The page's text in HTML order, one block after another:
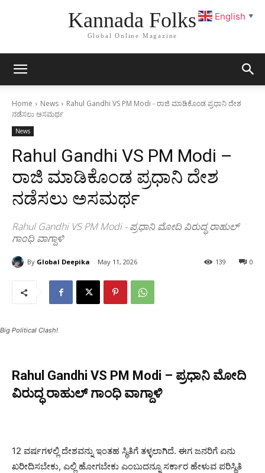
Kannada Folks
Global Online Magazine
Home News
Rahul Gandhi VS PM Modi - ರಾಜಿ ಮಾಡಿಕೊಂಡ ಪ್ರಧಾನಿ ದೇಶ
ನಡೆಸಲು ಅಸಮರ್ಥ
News
Rahul Gandhi VS PM Modi –
ರಾಜಿ ಮಾಡಿಕೊಂಡ ಪ್ರಧಾನಿ ದೇಶ
ನಡೆಸಲು ಅಸಮರ್ಥ
Rahul Gandhi VS PM Modi - ಪ್ರಧಾನಿ ಮೋದಿ ವಿರುದ್ಧ ರಾಹುಲ್
ಗಾಂಧಿ ವಾಗ್ದಾಳಿ
By Global Deepika May 11, 2026 0
139
Big Political Clash!
Rahul Gandhi VS PM Modi – ಪ್ರಧಾನಿ ಮೋದಿ
ವಿರುದ್ಧ ರಾಹುಲ್ ಗಾಂಧಿ ವಾಗ್ದಾಳಿ
12 ವರ್ಷಗಳಲ್ಲಿ ದೇಶವನ್ನು ಇಂತಹ ಸ್ಥಿತಿಗೆ ತಳ್ಳಲಾಗಿದೆ. ಈಗ ಜನರಿಗೆ ಏನು
ಖರೀದಿಸಬೇಕು, ಎಲ್ಲಿ ಹೋಗಬೇಕು ಎಂಬುದನ್ನೂ ಸರ್ಕಾರ ಹೇಳುವ ಪರಿಸ್ಥಿತಿ
English ▼